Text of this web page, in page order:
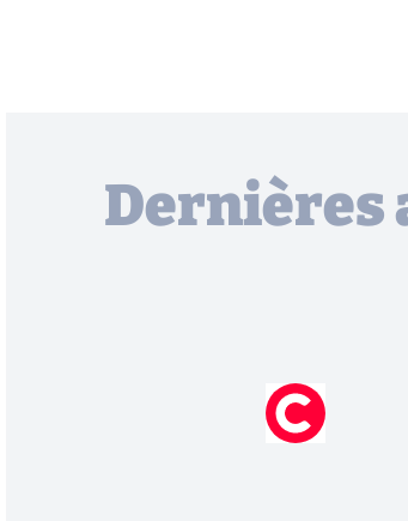
Dernières